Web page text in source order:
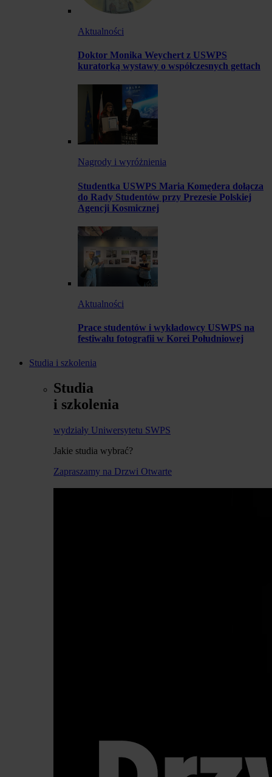
Aktualności
Doktor Monika Weychert z USWPS
kuratorką wystawy o współczesnych gettach
Nagrody i wyróżnienia
Studentka USWPS Maria Komędera dołącza
do Rady Studentów przy Prezesie Polskiej
Agencji Kosmicznej
Aktualności
Prace studentów i wykładowcy USWPS na
festiwalu fotografii w Korei Południowej
Studia i szkolenia
Studia
i szkolenia
wydziały Uniwersytetu SWPS
Jakie studia wybrać?
Zapraszamy na Drzwi Otwarte